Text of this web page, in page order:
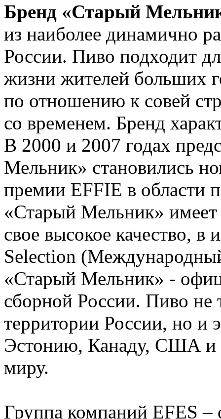
Бренд «Старый
из наиболее динамично
России. Пиво подходит
жизни жителей больших
по отношению к совей
со временем. Бренд
В 2000 и 2007 годах
Мельник» становились
премии EFFIE в области
«Старый Мельник» имеет
свое высокое качество, в
Selection
«Старый Мельник» -
сборной России. Пиво не
территории России, но и
Эстонию, Канаду, США и
миру.
Группа компаний EFES –